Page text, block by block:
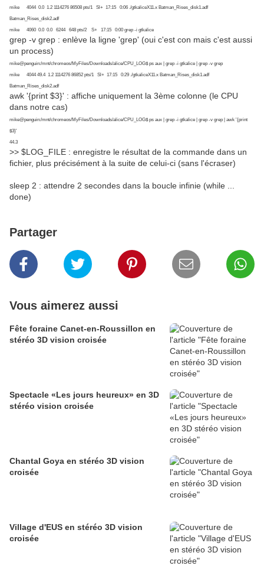
mike 4044 0.0 1.2 1114276 86508 pts/1 Sl+ 17:15 0:06 ./gtkaliceX11.x Batman_Rises_disk1.adf
Batman_Rises_disk2.adf
mike 4060 0.0 0.0 6244 648 pts/2 S+ 17:15 0:00 grep -i gtkalice
grep -v grep : enlève la ligne 'grep' (oui c'est con mais c'est aussi
un process)
mike@penguin:/mnt/chromeos/MyFiles/Downloads/alice/CPU_LOG$ ps aux | grep -i gtkalice | grep -v grep
mike 4044 49.4 1.2 1114276 86852 pts/1 Sl+ 17:15 0:29 ./gtkaliceX11.x Batman_Rises_disk1.adf
Batman_Rises_disk2.adf
awk '{print $3}' : affiche uniquement la 3ème colonne (le CPU
dans notre cas)
mike@penguin:/mnt/chromeos/MyFiles/Downloads/alice/CPU_LOG$ ps aux | grep -i gtkalice | grep -v grep | awk '{print
$3}'
44.3
>> $LOG_FILE : enregistre le résultat de la commande dans un
fichier, plus précisément à la suite de celui-ci (sans l'écraser)
sleep 2 : attendre 2 secondes dans la boucle infinie (while ...
done)
Partager
Vous aimerez aussi
Fête foraine Canet-en-Roussillon en
stéréo 3D vision croisée
Spectacle «Les jours heureux» en 3D
stéréo vision croisée
Chantal Goya en stéréo 3D vision
croisée
Village d'EUS en stéréo 3D vision
croisée